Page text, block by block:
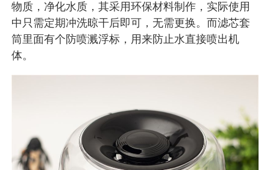
物质，净化水质，其采用环保材料制作，实际使用
中只需定期冲洗晾干后即可，无需更换。而滤芯套
筒里面有个防喷溅浮标，用来防止水直接喷出机
体。